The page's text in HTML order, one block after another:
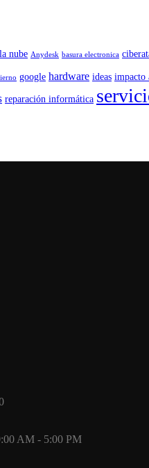
nube Anydesk basura electronica
google hardware ideas impacto
reparación informática
AM - 5:00 PM